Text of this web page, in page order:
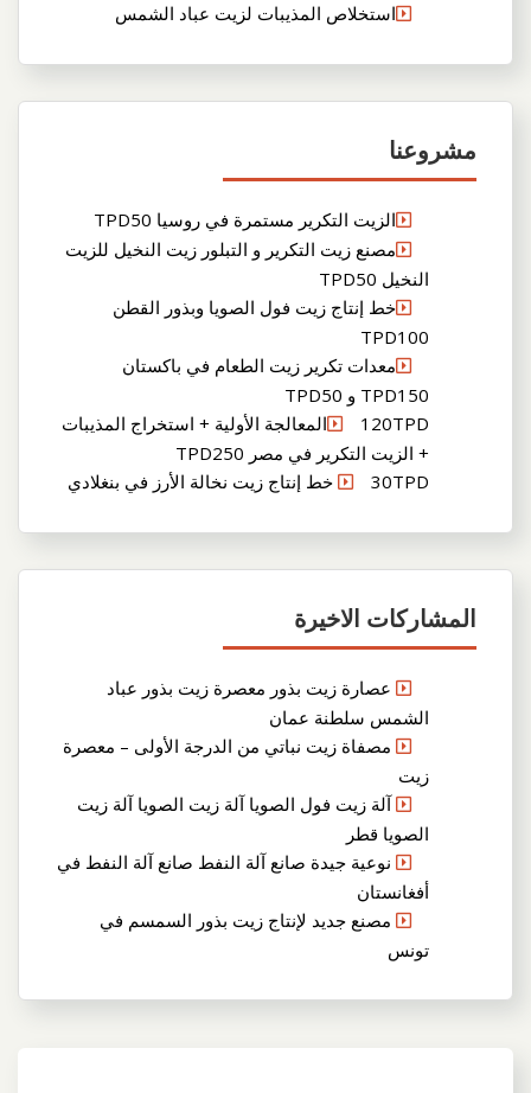
استخلاص المذيبات لزيت عباد الشمس
مشروعنا
الزيت التكرير مستمرة في روسيا TPD50
مصنع زيت التكرير و التبلور زيت النخيل للزيت
النخيل TPD50
خط إنتاج زيت فول الصويا وبذور القطن
TPD100
معدات تكرير زيت الطعام في باكستان
TPD150 و TPD50
120TPDالمعالجة الأولية + استخراج المذيبات
+ الزيت التكرير في مصر TPD250
30TPD خط إنتاج زيت نخالة الأرز في بنغلادي
المشاركات الاخيرة
عصارة زيت بذور معصرة زيت بذور عباد
الشمس سلطنة عمان
مصفاة زيت نباتي من الدرجة الأولى – معصرة
زيت
آلة زيت فول الصويا آلة زيت الصويا آلة زيت
الصويا قطر
نوعية جيدة صانع آلة النفط صانع آلة النفط في
أفغانستان
مصنع جديد لإنتاج زيت بذور السمسم في
تونس